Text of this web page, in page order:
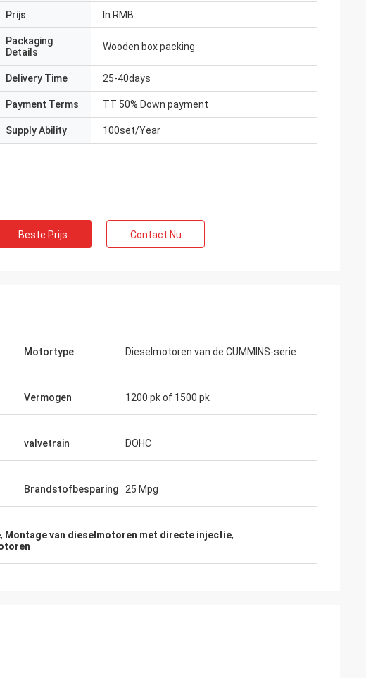
Prijs In RMB
Packaging
Details
Wooden box packing
Delivery Time 25-40days
Payment Terms TT 50% Down payment
Supply Ability 100set/Year
Beste Prijs Contact Nu
Motortype Dieselmotoren van de CUMMINS-serie
Vermogen 1200 pk of 1500 pk
valvetrain DOHC
Brandstofbesparing 25 Mpg
, Montage van dieselmotoren met directe injectie,